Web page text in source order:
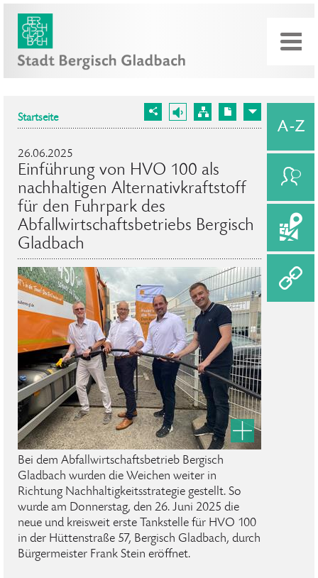
Startseite
26.06.2025
Einführung von HVO 100 als
nachhaltigen Alternativkraftstoff
für den Fuhrpark des
Abfallwirtschaftsbetriebs Bergisch
Gladbach
Bei dem Abfallwirtschaftsbetrieb Bergisch
Gladbach wurden die Weichen weiter in
Richtung Nachhaltigkeitsstrategie gestellt. So
wurde am Donnerstag, den 26. Juni 2025 die
neue und kreisweit erste Tankstelle für HVO 100
in der Hüttenstraße 57, Bergisch Gladbach, durch
Bürgermeister Frank Stein eröffnet.